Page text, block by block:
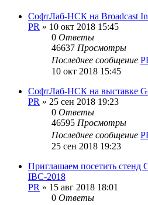
СофтЛаб-НСК на Broadcast
PR » 10 окт 2018 15:45
0 Ответы
46637 Просмотры
Последнее сообщение
10 окт 2018 15:45
СофтЛаб-НСК на выставке
PR » 25 сен 2018 19:23
0 Ответы
46595 Просмотры
Последнее сообщение
25 сен 2018 19:23
Приглашаем посетить
IBC-2018
PR » 15 авг 2018 18:01
0 Ответы